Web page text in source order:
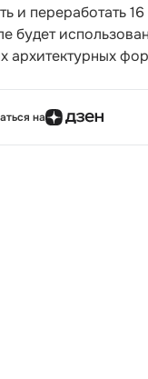
и переработать 16
будет
архитектурных
на